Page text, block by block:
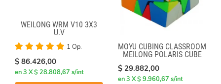
WEILONG WRM V10 3X3
U.V
1 Op.
$ 86.426,00
en 3 X $ 28.808,67 s/int
MOYU CUBING CLASSROOM
MEILONG POLARIS CUBE
$ 29.882,00
en 3 X $ 9.960,67 s/int